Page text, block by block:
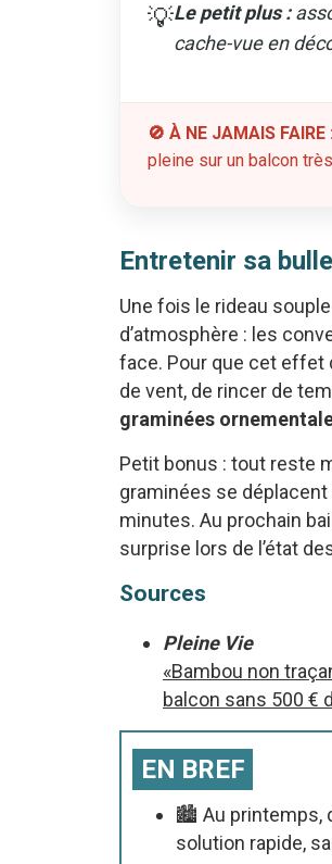
💡Le petit plus :
cache-vue en
🚫 À NE JAMAIS FAIRE :
pleine sur un balcon
Entretenir sa
Une fois le rideau
d’atmosphère : les
face. Pour que cet effet
de vent, de rincer de
graminées
Petit bonus : tout reste
graminées se
minutes. Au prochain
surprise lors de l’état
Sources
Pleine Vie
«Bambou non
balcon sans 500 €
EN BREF
🏙️ Au printemps,
solution rapide,